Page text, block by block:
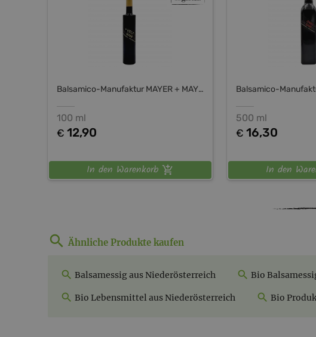
Balsamico-Manufaktur MAYER + MAYER
100 ml
€ 12,90
In den Warenkorb
500 ml
€ 16,30
In den
Ähnliche Produkte kaufen
Balsamessig aus Niederösterreich Bio
Bio Lebensmittel aus Niederösterreich Bio